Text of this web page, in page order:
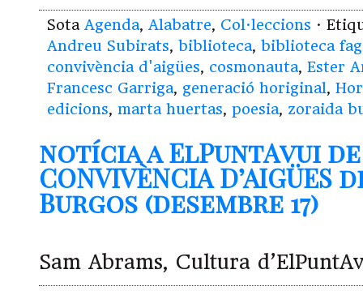
Sota Agenda, Alabatre, Col·leccions ·
Andreu Subirats, biblioteca, biblioteca
convivència d'aigües, cosmonauta, Ester
Francesc Garriga, generació horiginal,
edicions, marta huertas, poesia, zoraida
notícia a ElPuntAvui de
CONVIVÈNCIA
Burgos (desembre 17)
Sam Abrams, Cultura